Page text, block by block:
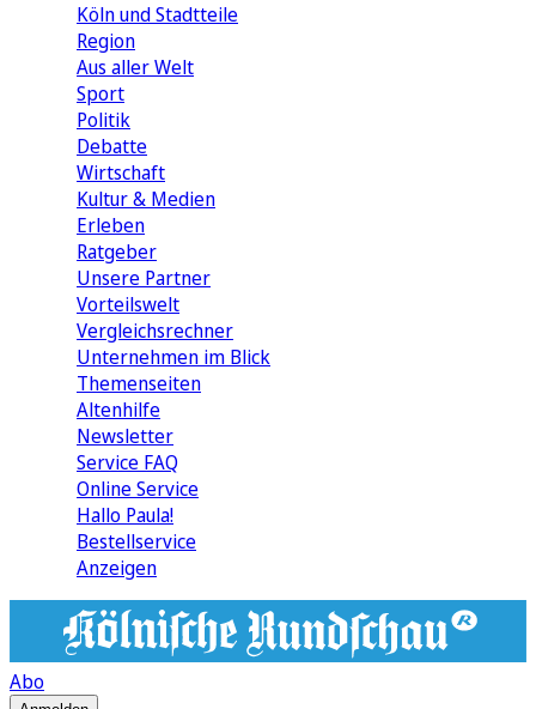
Köln und Stadtteile
Region
Aus aller Welt
Sport
Politik
Debatte
Wirtschaft
Kultur & Medien
Erleben
Ratgeber
Unsere Partner
Vorteilswelt
Vergleichsrechner
Unternehmen im Blick
Themenseiten
Altenhilfe
Newsletter
Service FAQ
Online Service
Hallo Paula!
Bestellservice
Anzeigen
Abo